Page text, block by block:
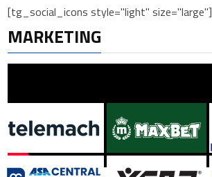
[tg_social_icons style="light" size="large"]
MARKETING